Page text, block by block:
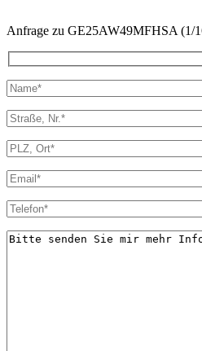
Anfrage zu GE25AW49MFHSA (1/